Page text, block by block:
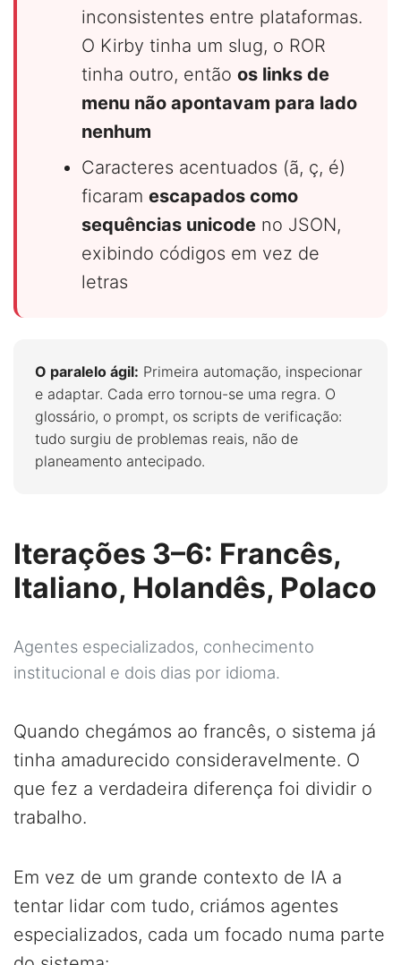
inconsistentes entre plataformas.
O Kirby tinha um slug, o ROR
tinha outro, então os links de
menu não apontavam para lado
nenhum
Caracteres acentuados (ã, ç, é)
ficaram escapados como
sequências unicode no JSON,
exibindo códigos em vez de
letras
O paralelo ágil: Primeira automação, inspecionar
e adaptar. Cada erro tornou-se uma regra. O
glossário, o prompt, os scripts de verificação:
tudo surgiu de problemas reais, não de
planeamento antecipado.
Iterações 3–6: Francês,
Italiano, Holandês, Polaco
Agentes especializados, conhecimento
institucional e dois dias por idioma.
Quando chegámos ao francês, o sistema já
tinha amadurecido consideravelmente. O
que fez a verdadeira diferença foi dividir o
trabalho.
Em vez de um grande contexto de IA a
tentar lidar com tudo, criámos agentes
especializados, cada um focado numa parte